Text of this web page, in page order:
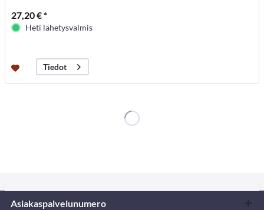
27,20 € *
Heti lähetysvalmis
Tiedot
Asiakaspalvelunumero